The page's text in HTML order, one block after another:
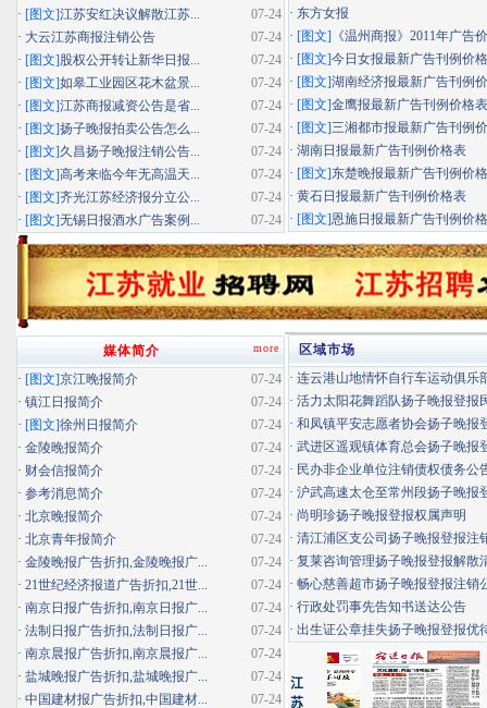
· 东方女报
· [图文] 《温州商报》2011年广告
· [图文]今日女报最新广告刊例价
· [图文]湖南经济报最新广告刊例
· [图文]金鹰报最新广告刊例价格表
· [图文]三湘都市报最新广告刊例
· 湖南日报最新广告刊例价格表
· [图文]东楚晚报最新广告刊例价
· 黄石日报最新广告刊例价格表
· [图文]恩施日报最新广告刊例价
07-24
· [图文]江苏安红决议解散江苏...
07-24
· 大云江苏商报注销公告
07-24
· [图文]股权公开转让新华日报...
07-24
· [图文]如皋工业园区花木盆景...
07-24
· [图文]江苏商报减资公告是省...
07-24
· [图文]扬子晚报拍卖公告怎么...
07-24
· [图文]久昌扬子晚报注销公告...
07-24
· [图文]高考来临今年无高温天...
07-24
· [图文]齐光江苏经济报分立公...
07-24
· [图文]无锡日报酒水广告案例...
区域市场
· 连云港山地情怀自行车运动俱乐
· 活力太阳花舞蹈队扬子晚报登报
· 和凤镇平安志愿者协会扬子晚报
· 武进区遥观镇体育总会扬子晚报
· 民办非企业单位注销债权债务公
· 沪武高速太仓至常州段扬子晚报
· 尚明珍扬子晚报登报权属声明
· 清江浦区支公司扬子晚报登报注
· 复莱咨询管理扬子晚报登报解散
· 畅心慈善超市扬子晚报登报注销
· 行政处罚事先告知书送达公告
· 出生证公章挂失扬子晚报登报优
more
媒体简介
07-24
· [图文]京江晚报简介
07-24
· 镇江日报简介
07-24
· [图文]徐州日报简介
07-24
· 金陵晚报简介
07-24
· 财会信报简介
07-24
· 参考消息简介
07-24
· 北京晚报简介
07-24
· 北京青年报简介
07-24
· 金陵晚报广告折扣,金陵晚报广...
07-24
· 21世纪经济报道广告折扣,21世...
07-24
· 南京日报广告折扣,南京日报广...
07-24
· 法制日报广告折扣,法制日报广...
07-24
· 南京晨报广告折扣,南京晨报广...
07-24
· 盐城晚报广告折扣,盐城晚报广...
07-24
· 中国建材报广告折扣,中国建材...